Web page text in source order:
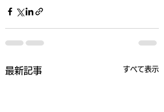
最新記事 すべて表示